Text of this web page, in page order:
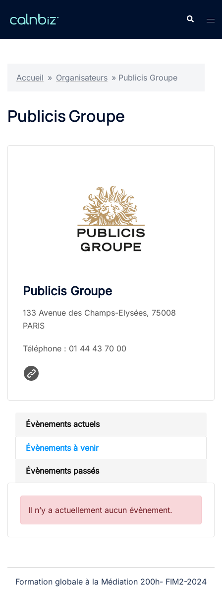
Accueil » Organisateurs » Publicis Groupe
Publicis Groupe
Publicis Groupe
133 Avenue des Champs-Elysées, 75008
PARIS
Téléphone : 01 44 43 70 00
Évènements actuels
Évènements à venir
Évènements passés
Il n’y a actuellement aucun évènement.
Navigation
Formation globale à la Médiation 200h- FIM2-2024